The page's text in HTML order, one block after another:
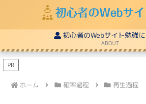
初心者のWebサイト勉強
ABOUT
PR
ホーム 確率過程 再生過程